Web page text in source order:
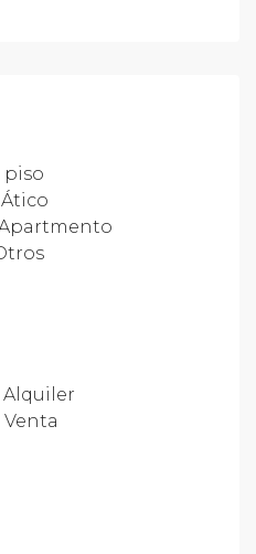
piso
Ático
Alquiler
Venta